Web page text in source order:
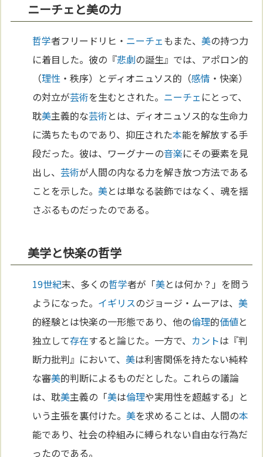
ニーチェと美の力
哲学者フリードリヒ・ ニーチェもまた、美の持つ力
に着目した。彼の『悲劇の誕生』では、アポロン的
（理性 ・秩序）とディオニュソス的（感情 ・快楽）
の対立が芸術を生むとされた。 ニーチェ にとって、
耽美主義的な芸術とは、ディオニュソス的な生命力
に満ちたものであり、抑圧された本能を解放する手
段だった。彼は、ワーグナーの音楽にその要素を見
出し、芸術が人間の内なる力を解き放つ方法である
ことを示した。美とは単なる装飾ではなく、魂を揺
さぶるものだったのである。
美学と快楽の哲学
19世紀末、多くの哲学者が「美とは何か？」を問う
ようになった。 イギリスのジョージ・ムーアは、美
的経験とは快楽の一形態であり、他の倫理的価値と
独立して存在すると論じた。一方で、 カントは『判
断力批判』において、美は利害関係を持たない純粋
な審美的判断によるものだとした。これらの議論
は、耽美主義の「美は倫理や実用性を超越する」と
いう主張を裏付けた。美を求めることは、人間の本
能であり、社会の枠組みに縛られない自由な行為だ
ったのである。